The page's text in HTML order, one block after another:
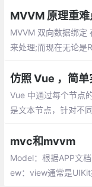
MVVM 原理重难
MVVM 双向数据绑定
来处理;而现在无论是
仿照 Vue ，简
Vue 中通过每个节点
是文本节点，针对不
译模板时是现将所有
mvc和mvvm
Model：根据APP文
ew：view通常是